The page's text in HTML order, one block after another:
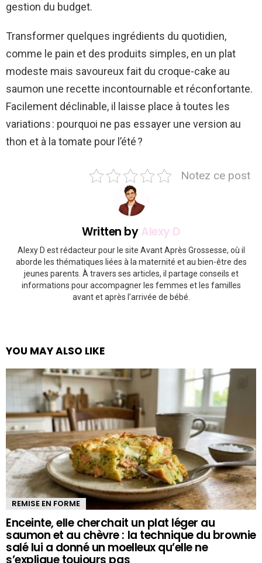
gestion du budget.
Transformer quelques ingrédients du quotidien,
comme le pain et des produits simples, en un plat
modeste mais savoureux fait du croque-cake au
saumon une recette incontournable et réconfortante.
Facilement déclinable, il laisse place à toutes les
variations : pourquoi ne pas essayer une version au
thon et à la tomate pour l’été ?
Notez ce post
Written byAlexy D
Alexy D est rédacteur pour le site Avant Après Grossesse, où il
aborde les thématiques liées à la maternité et au bien-être des
jeunes parents. À travers ses articles, il partage conseils et
informations pour accompagner les femmes et les familles
avant et après l’arrivée de bébé.
YOU MAY ALSO LIKE
REMISE EN FORME
Enceinte, elle cherchait un plat léger au
saumon et au chèvre : la technique du brownie
salé lui a donné un moelleux qu’elle ne
s’explique toujours pas